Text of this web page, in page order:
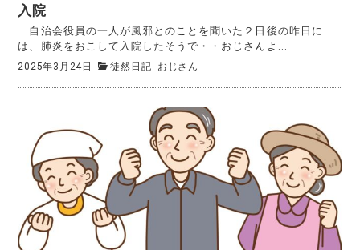
入院
自治会役員の一人が風邪とのことを聞いた２日後の昨日に
は、肺炎をおこして入院したそうで・・おじさんよ...
2025年3月24日 徒然日記 おじさん